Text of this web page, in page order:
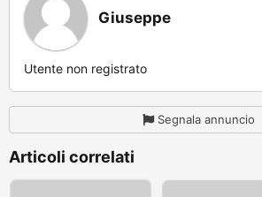
Giuseppe
Utente non registrato
Segnala annuncio
Articoli correlati